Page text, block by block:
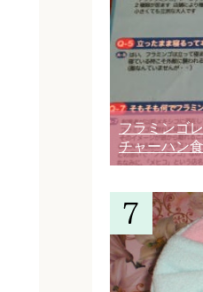
フラミンゴ
チャーハン